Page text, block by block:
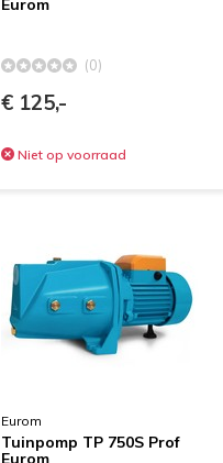
Eurom
(0)
€ 125,-
Niet op voorraad
Eurom
Tuinpomp TP 750S Prof
Eurom